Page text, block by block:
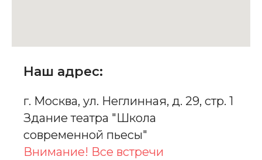
Наш адрес:
г. Москва, ул. Неглинная, д. 29, стр. 1
Здание театра "Школа
современной пьесы"
Внимание! Все встречи